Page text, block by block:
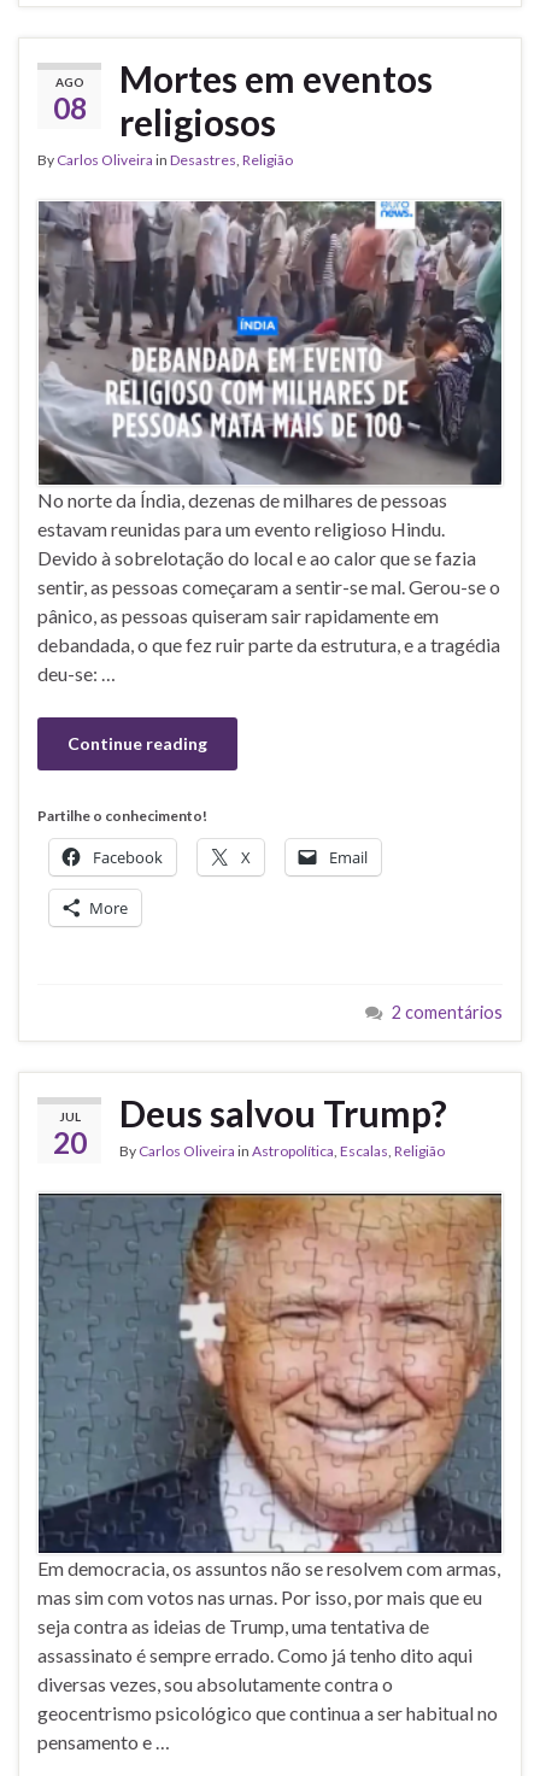
AGO
08
Mortes em eventos
religiosos
By Carlos Oliveira in Desastres Religião
No norte da Índia, dezenas de milhares de pessoas
estavam reunidas para um evento religioso Hindu.
Devido à sobrelotação do local e ao calor que se fazia
sentir, as pessoas começaram a sentir-se mal. Gerou-se o
pânico, as pessoas quiseram sair rapidamente em
debandada, o que fez ruir parte da estrutura, e a tragédia
deu-se: …
Continue reading
Partilhe o conhecimento!
Facebook X Email
More
2 comentários
JUL
20
Deus salvou Trump?
By Carlos Oliveira in Astropolítica, Escalas, Religião
Em democracia, os assuntos não se resolvem com armas,
mas sim com votos nas urnas. Por isso, por mais que eu
seja contra as ideias de Trump, uma tentativa de
assassinato é sempre errado. Como já tenho dito aqui
diversas vezes, sou absolutamente contra o
geocentrismo psicológico que continua a ser habitual no
pensamento e …